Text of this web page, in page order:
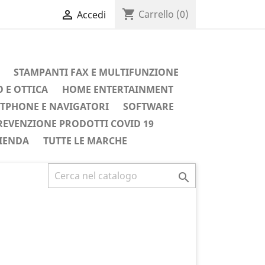
 Accedi shopping_cart Carrello (0)
STAMPANTI FAX E MULTIFUNZIONE
E OTTICA
HOME ENTERTAINMENT
E NAVIGATORI
SOFTWARE
PRODOTTI COVID 19
TUTTE LE MARCHE

Successivo